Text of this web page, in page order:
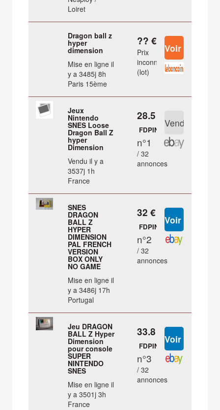
Loiret
Dragon ball z
hyper
dimension
Mise en ligne il
y a 3485j 8h
Paris 15ème
?? €
Prix
inconnu
(lot)
Jeux
Nintendo
SNES Loose
Dragon Ball Z
hyper
Dimension
Vendu il y a
3537j 1h
France
28.5 €
FDPIN
n°1
/ 32
annonces
SNES
DRAGON
BALL Z
HYPER
DIMENSION
PAL FRENCH
VERSION
BOX ONLY
NO GAME
Mise en ligne il
y a 3486j 17h
Portugal
32 €
FDPIN
n°2
/ 32
annonces
Jeu DRAGON
BALL Z Hyper
Dimension
pour console
SUPER
NINTENDO
SNES
Mise en ligne il
y a 3501j 3h
France
33.8 €
FDPIN
n°3
/ 32
annonces